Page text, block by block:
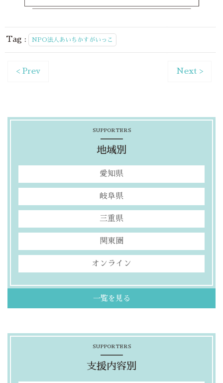
Tag : NPO法人あいちかすがいっこ
< Prev Next >
SUPPORTERS
地域別
愛知県
岐阜県
三重県
関東圏
オンライン
一覧を見る
SUPPORTERS
支援内容別